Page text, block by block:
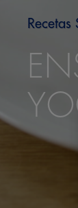
Recetas